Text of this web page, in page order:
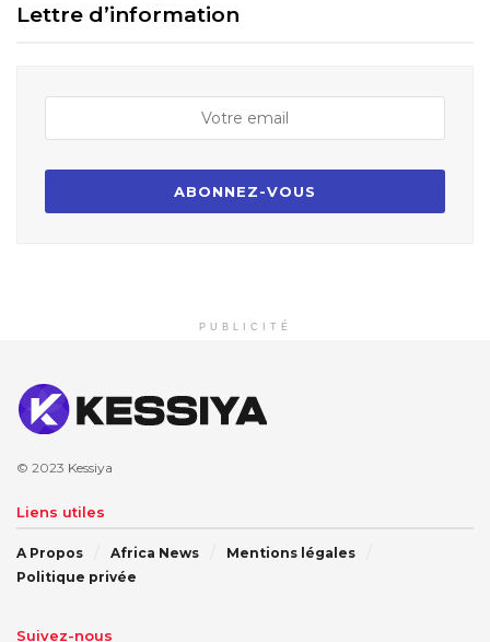
Lettre d’information
PUBLICITÉ
© 2023 Kessiya
Liens utiles
A Propos Africa News
Mentions légales
Politique privée
Suivez-nous